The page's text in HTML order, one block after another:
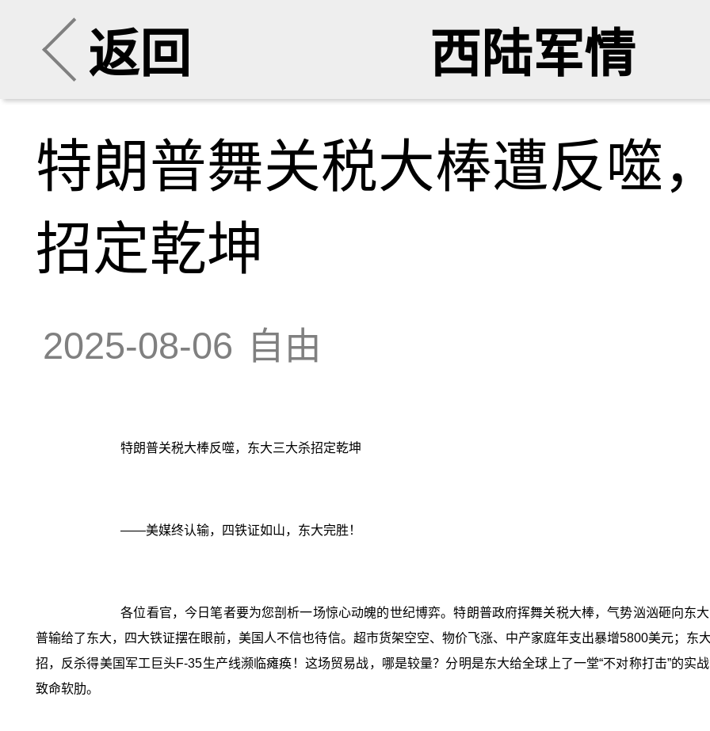
返回 西陆军情
特朗普舞关税大棒遭反噬
招定乾坤
2025-08-06 自由
特朗普关税大棒反噬，东大三大杀招定乾坤
——美媒终认输，四铁证如山，东大完胜！
各位看官，今日笔者要为您剖析一场惊心动魄的世纪博弈。特朗普政府挥舞关税大棒，气势汹汹砸向东
普输给了东大，四大铁证摆在眼前，美国人不信也待信。超市货架空空、物价飞涨、中产家庭年支出暴增5800美元；东
招，反杀得美国军工巨头F-35生产线濒临瘫痪！这场贸易战，哪是较量？分明是东大给全球上了一堂“不对称打击”的实
致命软肋。